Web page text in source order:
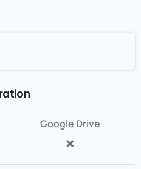
❌